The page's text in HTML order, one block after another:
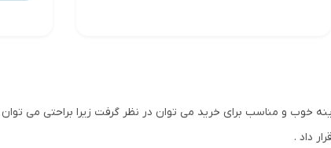
خوب و مناسب برای خرید می توان در نظر گرفت زیرا براحتی می
داد .